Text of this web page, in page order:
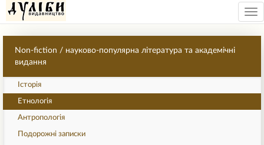
Non-fiction / науково-популярна література та академічні
видання
Історія
Етнологія
Антропологія
Подорожні записки